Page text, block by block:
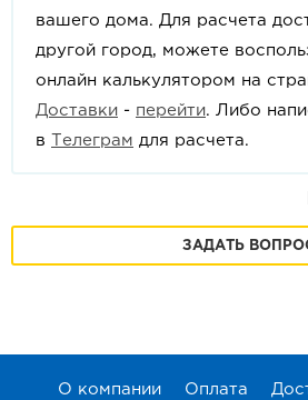
вашего дома. Для расчета
другой город, можете
онлайн калькулятором на
Доставки - перейти. Либо
в Телеграм для расчета.
ЗАДАТЬ
О компании Оплата